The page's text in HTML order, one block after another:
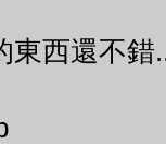
東西還不錯